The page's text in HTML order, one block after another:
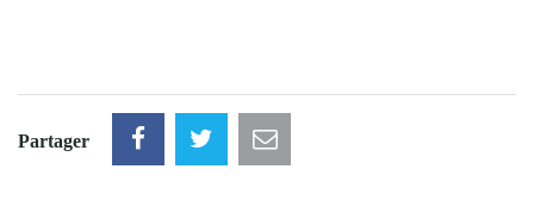
Partager